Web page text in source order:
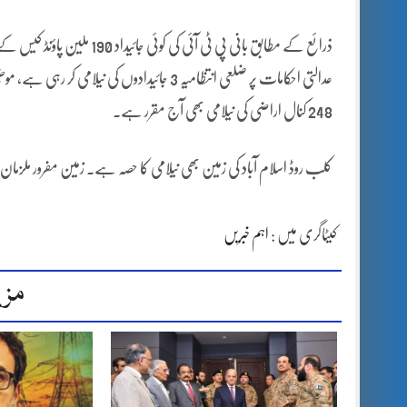
ذرائع کے مطابق بانی پی
248 کنال اراضی کی نیلامی بھی آج مقرر ہے۔
کلب روڈ اسلام آباد کی زمین بھی نیلامی کا حصہ ہے۔ زمین مفرور
کیٹاگری میں : اہم خبریں